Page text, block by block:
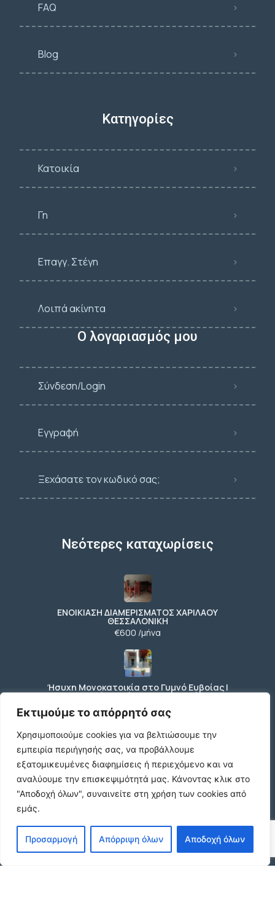
Εκτιμούμε το απόρρητό σας
Χρησιμοποιούμε cookies για να βελτιώσουμε την
εμπειρία περιήγησής σας, να προβάλλουμε
εξατομικευμένες διαφημίσεις ή περιεχόμενο και να
αναλύουμε την επισκεψιμότητά μας. Κάνοντας κλικ στο
"Αποδοχή όλων", συναινείτε στη χρήση των cookies από
εμάς.
Προσαρμογή Απόρριψη όλων Αποδοχή όλων
FAQ
Blog
Κατηγορίες
Κατοικία
Γη
Επαγγ. Στέγη
Λοιπά ακίνητα
Ο λογαριασμός μου
Σύνδεση/Login
Εγγραφή
Ξεχάσατε τον κωδικό σας;
Νεότερες καταχωρίσεις
ΕΝΟΙΚΙΑΣΗ ΔΙΑΜΕΡΙΣΜΑΤΟΣ ΧΑΡΙΛΑΟΥ
ΘΕΣΣΑΛΟΝΙΚΗ
€600 /μήνα
Ήσυχη Μονοκατοικία στο Γυμνό Ευβοίας |
Κοντά σε Θάλασσα & Βουνό
€52 /μήνα
ΕΝΟΙΚΙΑΣΗ ΔΙΑΜΕΡΙΣΜΑΤΟΣ ΧΑΡΙΛΑΟΥ
ΘΕΣΣΑΛΟΝΙΚΗ
€600 /μήνα
Κωδικος ακινητου Μ480 καταστημα στον
Ευοσμο